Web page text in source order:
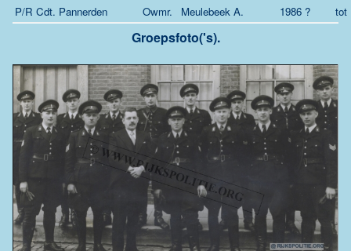
P/R Cdt. Pannerden
Owmr. Meulebeek A. 1986 ? tot
Groepsfoto('s).